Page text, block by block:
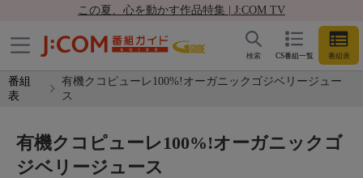
この夏、心を動かす作品特集 | J:COM TV
CS番組一覧 番組表
検索
番組
表
有機クコピューレ100%!オーガニックゴジベリージュー
ス
有機クコピューレ100%!オーガニックゴ
ジベリージュース